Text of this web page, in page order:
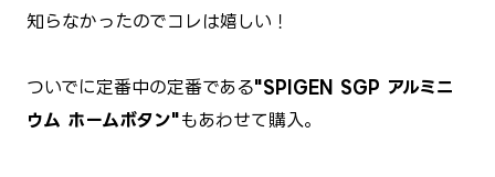
知らなかったのでコレは嬉しい！
ついでに定番中の定番である"SPIGEN SGP アルミニ
ウム ホームボタン"もあわせて購入。